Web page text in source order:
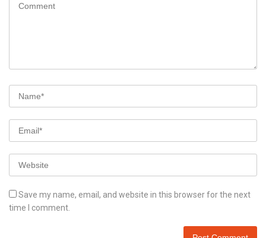
Save my name, email, and website in this browser for the next
time I comment.